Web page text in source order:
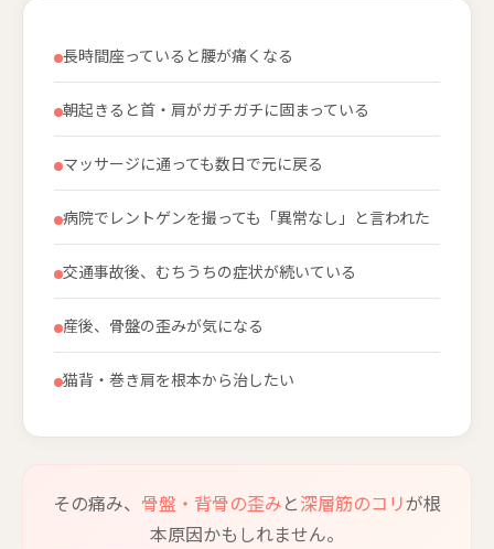
長時間座っていると腰が痛くなる
朝起きると首・肩がガチガチに固まっている
マッサージに通っても数日で元に戻る
病院でレントゲンを撮っても「異常なし」と言われた
交通事故後、むちうちの症状が続いている
産後、骨盤の歪みが気になる
猫背・巻き肩を根本から治したい
その痛み、 骨盤・背骨の歪みと深層筋のコリが根
本原因かもしれません。